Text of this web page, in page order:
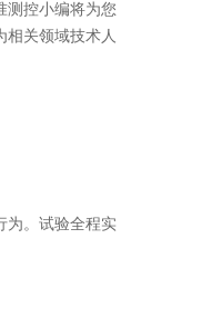
测控小编将为您
相关领域技术人
为。试验全程实